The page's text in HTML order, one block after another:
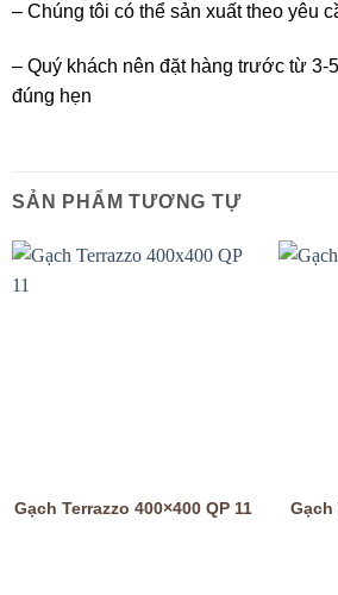
– Chúng tôi có thể sản xuất theo yêu
– Quý khách nên đặt hàng trước từ 3-
đúng hẹn
SẢN PHẨM TƯƠNG TỰ
Gạch Terrazzo 400×400 QP 11 Gạch